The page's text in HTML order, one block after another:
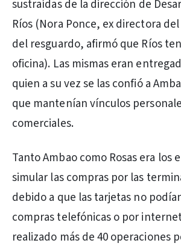
sustraídas de la dirección de
Ríos (Nora Ponce, ex directora
del resguardo, afirmó que Ríos
oficina). Las mismas eran
quien a su vez se las confió a
que mantenían vínculos
comerciales.
Tanto Ambao como Rosas era los
simular las compras por las
debido a que las tarjetas no
compras telefónicas o por
realizado más de 40 operaciones